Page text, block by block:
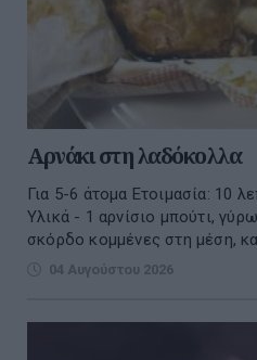
Αρνάκι στη λαδόκολλα
Για 5-6 άτομα Ετοιμασία: 10
Υλικά - 1 αρνίσιο μπούτι,
σκόρδο κομμένες στη μέση,
04 Αυγούστου 2026